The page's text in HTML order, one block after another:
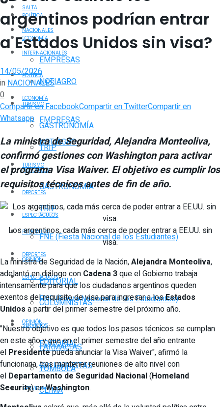
POLÍTICA
ECONOMÍA
EMPRESAS
NOTIAGRO
TURISMO
GASTRONOMÍA
TRIP
POLICIALES
DEPORTES
ESPECTÁCULOS
FNE (Fiesta Nacional de los Estudiantes)
OPINIÓN
EDITORIAL
COLUMNISTAS
SERVICIOS
FARMACIAS
TOMBOLA
CLIMA
SALTA
NACIONALES
INTERNACIONALES
POLÍTICA
ECONOMÍA
EMPRESAS
NOTIAGRO
TURISMO
GASTRONOMÍA
TRIP
POLICIALES
DEPORTES
ESPECTÁCULOS
FNE (Fiesta Nacional de los Estudiantes)
OPINIÓN
EDITORIAL
COLUMNISTAS
SERVICIOS
argentinos podrían entrar
a Estados Unidos sin visa?
14/05/2026
inNACIONALES
0
Compartir en FacebookCompartir en TwitterCompartir en
Whatsapp
La ministra de Seguridad, Alejandra Monteoliva,
confirmó gestiones con Washington para activar
el programa Visa Waiver. El objetivo es cumplir los
requisitos técnicos antes de fin de año.
Los argentinos, cada más cerca de poder entrar a EE.UU. sin
visa.
La ministra de Seguridad de la Nación,Alejandra Monteoliva,
adelantó en diálogo con Cadena 3que el Gobierno trabaja
intensamente para que los ciudadanos argentinos queden
exentos del requisito de visa para ingresar a losEstados
Unidos a partir del primer semestre del próximo año.
"Nuestro objetivo es que todos los pasos técnicos se cumplan
en este año y que en el primer semestre del año entrante
el Presidentepueda anunciar la Visa Waiver", afirmó la
funcionaria, tras mantener reuniones de alto nivel con
el Departamento de Seguridad Nacional(Homeland
Security) enWashington.